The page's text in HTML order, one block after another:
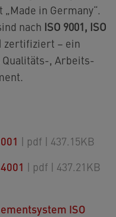
in Germany“.
nach ISO 9001, ISO
zertifiziert – ein
, Arbeits-
| pdf | 437.15KB
| pdf | 437.21KB
ISO